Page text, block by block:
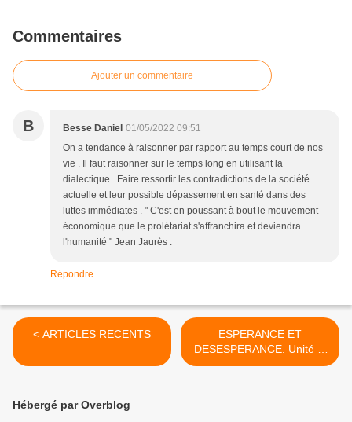
Commentaires
Ajouter un commentaire
B Besse Daniel 01/05/2022 09:51
On a tendance à raisonner par rapport au temps court de nos
vie . Il faut raisonner sur le temps long en utilisant la
dialectique . Faire ressortir les contradictions de la société
actuelle et leur possible dépassement en santé dans des
luttes immédiates . " C'est en poussant à bout le mouvement
économique que le prolétariat s'affranchira et deviendra
l'humanité " Jean Jaurès .
Répondre
< ARTICLES RECENTS
ESPERANCE ET
DESESPERANCE. Unité et
identité des contraires… >
Hébergé par Overblog